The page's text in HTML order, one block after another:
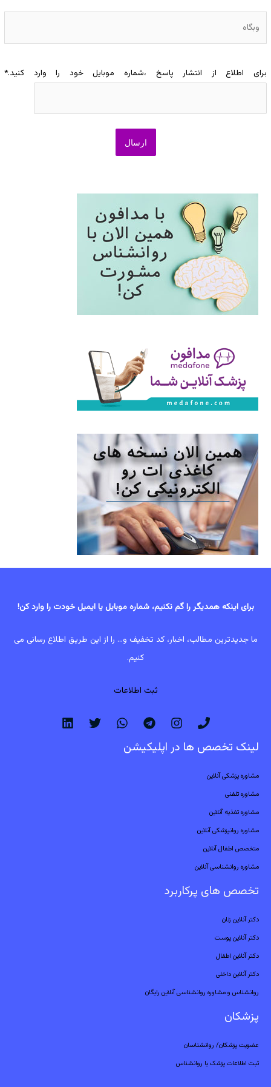
وبگاه
برای اطلاع از انتشار پاسخ ،شماره موبایل خود را وارد کنید.*
برای اینکه همدیگر را گم نکنیم، شماره موبایل یا ایمیل خودت را وارد کن!
ما جدیدترین مطالب، اخبار، کد تخفیف و... را از این طریق اطلاع رسانی می
کنیم.
ثبت اطلاعات
لینک تخصص ها در اپلیکیشن
مشاوره پزشکی آنلاین
مشاوره تلفنی
مشاوره تغذیه آنلاین
مشاوره روانپزشکی آنلاین
متخصص اطفال آنلاین
مشاوره روانشناسی آنلاین
تخصص های پرکاربرد
دکتر آنلاین زنان
دکتر آنلاین پوست
دکتر آنلاین اطفال
دکتر آنلاین داخلی
روانشناس و مشاوره روانشناسی آنلاین رایگان
پزشکان
عضویت پزشکان/ روانشناسان
ثبت اطلاعات پزشک یا روانشناس